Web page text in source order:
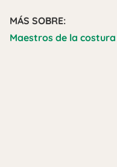
MÁS SOBRE:
Maestros de la costura